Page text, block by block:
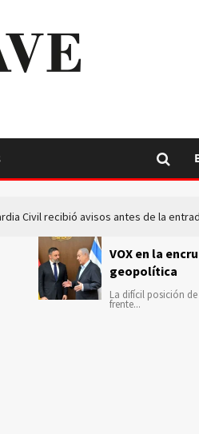
Civil recibió avisos antes de la
VOX en la
geopolítica
La difícil posición
frente...